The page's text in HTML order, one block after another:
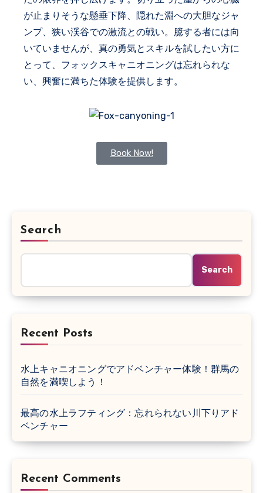
が止まりそうな懸垂下降、隠れた淵への大胆なジャ
ンプ、狭い渓谷での激流との戦い。臆する者には向
いていませんが、真の勇気とスキルを試したい方に
とって、フォックスキャニオニングは忘れられな
い、興奮に満ちた体験を提供します。
Book Now!
Search
Search
Recent Posts
水上キャニオニングでアドベンチャー体験！群馬の
自然を満喫しよう！
最高の水上ラフティング：忘れられない川下りアド
ベンチャー
Recent Comments